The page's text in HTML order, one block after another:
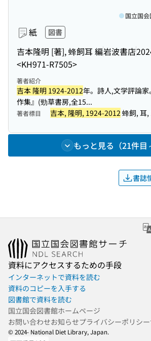
紙 図書
吉本隆明 [著], 蜂飼耳 編岩波書店
<KH971-R7505>
国立国
著者紹介
吉本 隆明 1924-2012年。詩人,文学評論
作集』(勁草書房,全15...
著者標目 吉本, 隆明, 1924-2012 蜂飼, 耳
もっと見る（21件目
書誌
資料にアクセスするための手段
インターネットで資料を読む
資料のコピーを入手する
図書館で資料を読む
国立国会図書館ホームページ
お問い合わせお知らせプライバシーポリシー
© 2024- National Diet Library, Japan.